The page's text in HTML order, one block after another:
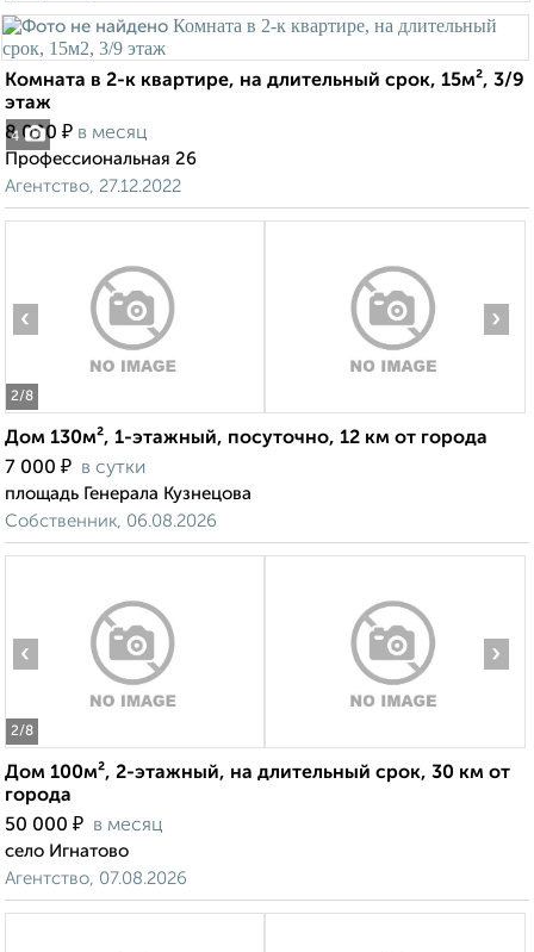
4
Комната в 2-к квартире, на длительный срок, 15м², 3/9
этаж
8 000 ₽ в месяц
Профессиональная 26
Агентство, 27.12.2022
2/8
‹ ›
Дом 130м², 1-этажный, посуточно, 12 км от города
7 000 ₽ в сутки
площадь Генерала Кузнецова
Собственник, 06.08.2026
2/8
‹ ›
Дом 100м², 2-этажный, на длительный срок, 30 км от
города
50 000 ₽ в месяц
село Игнатово
Агентство, 07.08.2026